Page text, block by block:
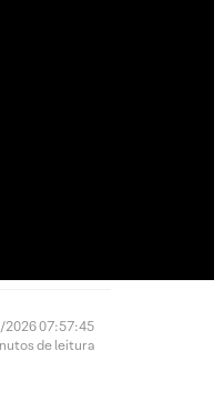
2026 07:57:45
de leitura